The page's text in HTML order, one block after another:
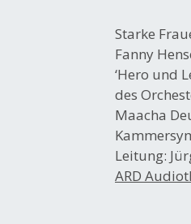
Starke
Fanny
‘Hero und
des
Maacha
Leitung:
ARD